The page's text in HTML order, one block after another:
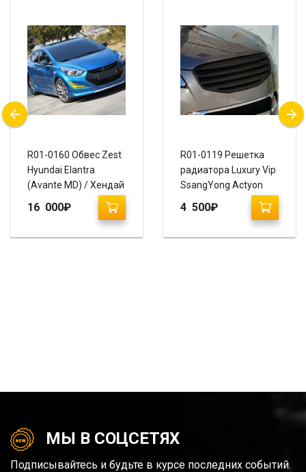
R01-0160 Обвес Zest
Hyundai Elantra
(Avante MD) / Хендай
Элантра Рестайлинг
16 000₽
R01-0119 Решетка
радиатора Luxury Vip
SsangYong Actyon
2010-2013
4 500₽
МЫ В СОЦСЕТЯХ
Подписывайтесь и будьте в курсе последних событий.